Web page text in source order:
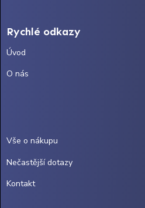
Rychlé odkazy
Úvod
O nás
Vše o nákupu
Nečastější dotazy
Kontakt